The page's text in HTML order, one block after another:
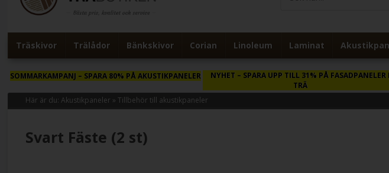
Träskivor Trälådor Bänkskivor Corian Linoleum Laminat
SOMMARKAMPANJ– SPARA 80% PÅ AKUSTIKPANELER NYHET – SPARA UPP TILL 31% PÅ FASADPANELER
TRÄ
Här är du:Akustikpaneler »Tillbehör till akustikpaneler
Svart Fäste (2 st)